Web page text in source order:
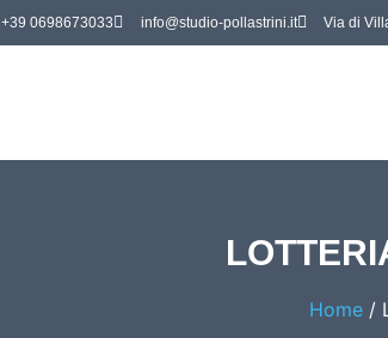
+39 0698673033 info@studio-pollastrini.it Via di
Home /